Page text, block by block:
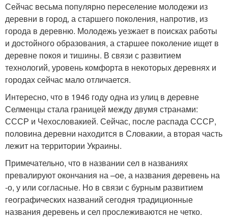
Сейчас весьма популярно переселение молодежи из
деревни в город, а старшего поколения, напротив, из
города в деревню. Молодежь уезжает в поисках работы
и достойного образования, а старшее поколение ищет в
деревне покоя и тишины. В связи с развитием
технологий, уровень комфорта в некоторых деревнях и
городах сейчас мало отличается.
Интересно, что в 1946 году одна из улиц в деревне
Селменцы стала границей между двумя странами:
СССР и Чехословакией. Сейчас, после распада СССР,
половина деревни находится в Словакии, а вторая часть
лежит на территории Украины.
Примечательно, что в названии сел в названиях
превалируют окончания на –ое, а названия деревень на
-о, у или согласные. Но в связи с бурным развитием
географических названий сегодня традиционные
названия деревень и сел прослеживаются не четко.